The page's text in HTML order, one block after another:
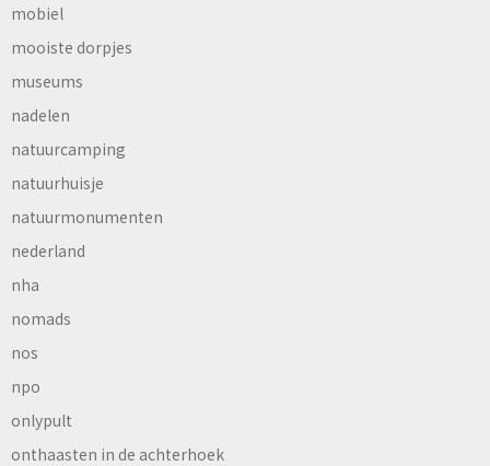
mobiel
mooiste dorpjes
museums
nadelen
natuurcamping
natuurhuisje
natuurmonumenten
nederland
nha
nomads
nos
npo
onlypult
onthaasten in de achterhoek